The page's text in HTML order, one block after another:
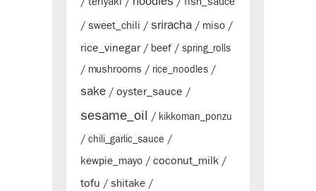
/ / /
/ sweet_chili / sriracha / miso /
rice_vinegar/ beef / spring_rolls
/ mushrooms / rice_noodles /
sake / oyster_sauce /
sesame_oil / kikkoman_ponzu
/ chili_garlic_sauce /
kewpie_mayo / coconut_milk /
tofu / shitake /